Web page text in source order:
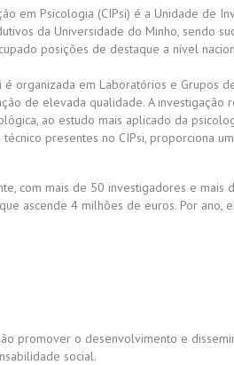
em Psicologia (CIPsi) é a Unidade de
da Universidade do Minho, sendo
posições de destaque a nível
é organizada em Laboratórios e Grupos
de elevada qualidade. A
ao estudo mais aplicado da
presentes no CIPsi, proporciona
com mais de 50 investigadores e
ascende 4 milhões de euros. Por
promover o desenvolvimento e
social.